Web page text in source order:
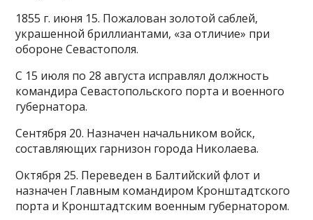
1855 г. июня 15. Пожалован золотой саблей,
украшенной бриллиантами, «за отличие» при
обороне Севастополя.
С 15 июля по 28 августа исправлял должность
командира Севастопольского порта и военного
губернатора.
Сентября 20. Назначен начальником войск,
составляющих гарнизон города Николаева.
Октября 25. Переведен в Балтийский флот и
назначен Главным командиром Кронштадтского
порта и Кронштадтским военным губернатором.